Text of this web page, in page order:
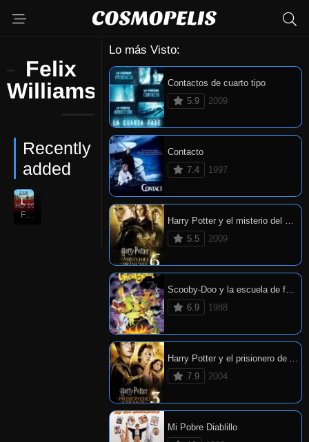
Felix
Williamson
Recently
added
6.6
HD 1080P
Las travesuras de Peter Rabbit
Feb. 07, 2018
Lo más Visto:
Contactos de cuarto tipo
5.9
2009
Contacto
7.4
1997
Harry Potter y el misterio del príncipe
5.5
2009
Scooby-Doo y la escuela de fantasmas
6.9
1988
Harry Potter y el prisionero de Azkaban
7.9
2004
Mi Pobre Diablillo